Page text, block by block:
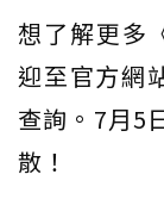
想了解更多
迎至官方網
查詢。7月5
散！